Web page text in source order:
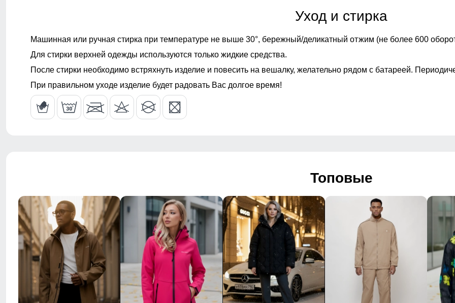
Тип карманов Боковые врезные карманы на молнии
Декоративные элементы
Вид застежки
Дизайн и стиль
Стиль Повседневный, спортивный
Рисунок Однотонный, логотип, надписи
Коллекция Весна–осень 2026
Назначение Город, активный отдых, повседневная носка
Уход и стирка
Машинная или ручная стирка при температуре не выше 30°, бережный/деликатный отжим (не более 600
Для стирки верхней одежды используются только жидкие средства.
После стирки необходимо встряхнуть изделие и повесить на вешалку, желательно рядом с батареей.
При правильном уходе изделие будет радовать Вас долгое время!
Топовые